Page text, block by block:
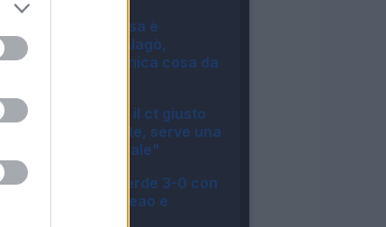
10:11
Maldini: "Ecco cosa è
successo con Malagò,
dimettersi era l'unica cosa da
09:47
Malagò: "Mancini il ct giusto
ma ringrazio Conte, serve una
rivoluzione culturale"
08:56
Disastro Milan, perde 3-0 con
il Chelsea: male Leao e